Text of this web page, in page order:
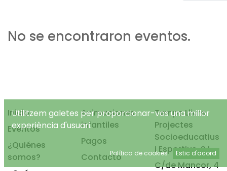
No se encontraron eventos.
Inicio
Eventos
¿Quiénes
somos?
Animaciones
infantiles
Pagos
Contacto
Temps Lliure
Projectes
Socioeducatius
i Esportius, S.L.
C/de Mancor, 4
Utilitzem galetes per proporcionar-vos una millor
experiència d'usuari.
Política de cookies Estic d'acord